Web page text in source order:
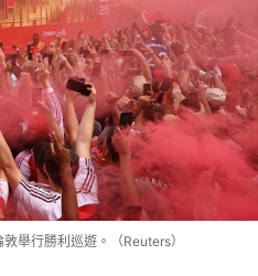
舉行勝利巡遊。（Reuters）